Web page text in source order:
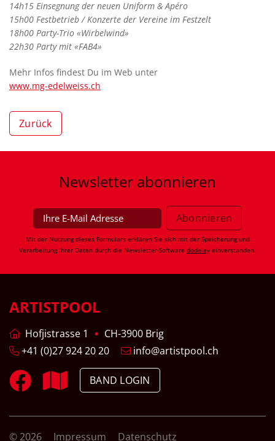
14h15 Einsegnung der neuen Uniform & Apéro
15h00 Festbetrieb / Konzerte der Vereine im Festzelt
18h00 Party-Trio «Wirbelwind»
22h30 Party mit «FAB4»
Mehr Infos findest Du im Web unter
www.mg-edelweiss.ch
Zurück
Newsletter abonnieren
Mit der Nutzung dieses Formulars erklären Sie sich mit der Speicherung und
Verarbeitung Ihrer Daten durch die Newsletter-Software dodeley einverstanden.
ARTISTPOOL
Hofjistrasse 1
CH-3900 Brig
+41 (0)27 924 20 20
info@artistpool.ch
BAND LOGIN
© 2026 Impressum Datenschutz